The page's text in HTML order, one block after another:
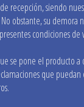
recepción, siendo
No obstante, su
condiciones de
se pone el producto
que